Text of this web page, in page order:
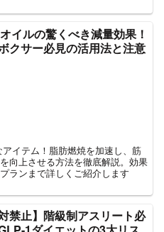
イルの驚くべき減量効果！
クサー必見の活用法と注意
イテム！脂肪燃焼を加速し、筋
向上させる方法を徹底解説。効果
ランまで詳しくご紹介します
対禁止】階級制アスリート必